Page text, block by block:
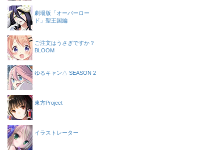
劇場版「オーバーロー
ド」聖王国編
ご注文はうさぎですか？
BLOOM
ゆるキャン△ SEASON 2
東方Project
イラストレーター